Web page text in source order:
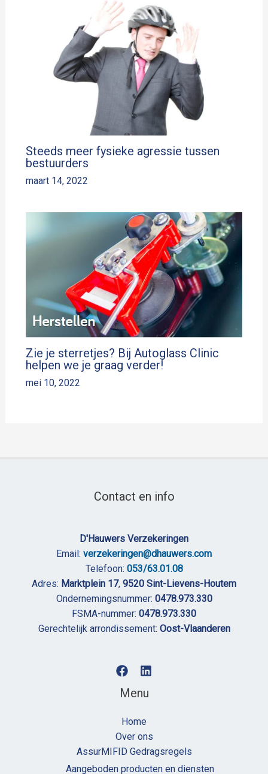
Steeds meer fysieke agressie tussen
bestuurders
maart 14, 2022
Zie je sterretjes? Bij Autoglass Clinic
helpen we je graag verder!
mei 10, 2022
Contact en info
D'Hauwers Verzekeringen
Email: verzekeringen@dhauwers.com
Telefoon: 053/63.01.08
Adres: Marktplein 17, 9520 Sint-Lievens-Houtem
Ondernemingsnummer: 0478.973.330
FSMA-nummer: 0478.973.330
Gerechtelijk arrondissement: Oost-Vlaanderen
Menu
Home
Over ons
AssurMIFID Gedragsregels
Aangeboden producten en diensten